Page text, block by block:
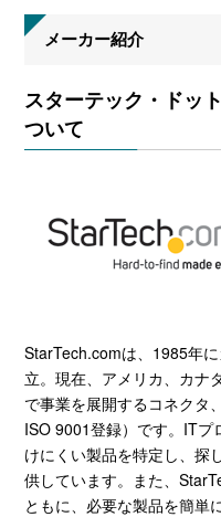
メーカー紹介
スターテック・ドッ
ついて
StarTech.comは、1985年
立。現在、アメリカ、カナ
で事業を展開するコネクタ
ISO 9001登録）です。ITプ
けにくい製品を特定し、探
供しています。また、
ともに、必要な製品を簡単